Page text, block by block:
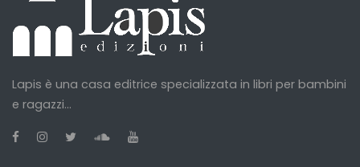
Lapis è una casa editrice specializzata in libri per bambini
e ragazzi...